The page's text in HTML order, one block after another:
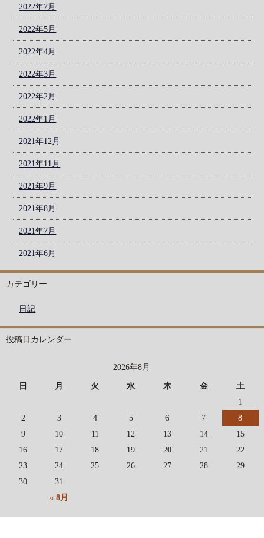
2022年7月
2022年5月
2022年4月
2022年3月
2022年2月
2022年1月
2021年12月
2021年11月
2021年9月
2021年8月
2021年7月
2021年6月
カテゴリー
日記
投稿日カレンダー
2026年8月
日 月 火 水 木 金 土
« 8月
1
2
3 4 5 6 7
8
9
10 11 12 13 14
15
16
17 18 19 20 21
22
23
24 25 26 27 28
29
30
31